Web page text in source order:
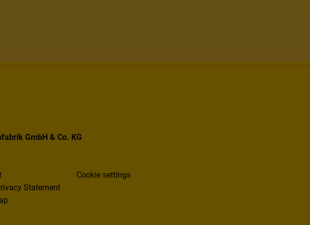
GmbH & Co. KG
Statement
Cookie settings